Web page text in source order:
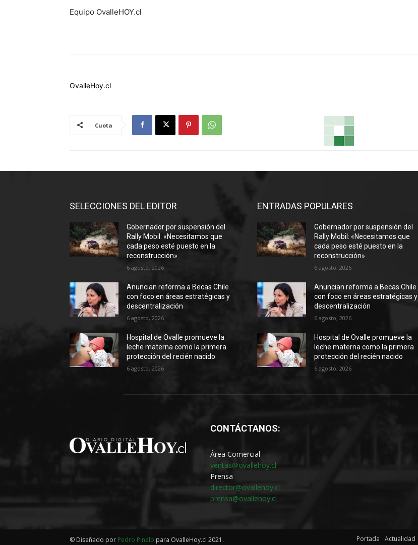
Equipo OvalleHOY.cl
OvalleHoy.cl
Cuota
SELECCIONES DEL EDITOR
Gobernador por suspensión del
Rally Mobil: «Necesitamos que
cada peso esté puesto en la
reconstrucción»
6 agosto, 2026
Anuncian reforma a Becas Chile
con foco en áreas estratégicas y
descentralización
6 agosto, 2026
Hospital de Ovalle promueve la
leche materna como la primera
protección del recién nacido
6 agosto, 2026
ENTRADAS POPULARES
Gobernador por suspensión del
Rally Mobil: «Necesitamos que
cada peso esté puesto en la
reconstrucción»
6 agosto, 2026
Anuncian reforma a Becas Chile
con foco en áreas estratégicas y
descentralización
6 agosto, 2026
Hospital de Ovalle promueve la
leche materna como la primera
protección del recién nacido
6 agosto, 2026
CONTÁCTANOS:
Área Comercial
ventas@ovallehoy.cl
Prensa
director@ovallehoy.cl
prensa@ovallehoy.cl
© Diseñado por Pedro Pinelo para OvalleHoy.cl 2021. Portada Actualidad